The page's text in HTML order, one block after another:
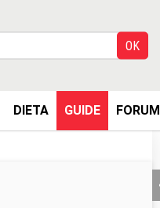
DIETA GUIDE FORUM